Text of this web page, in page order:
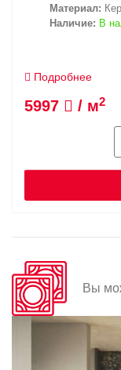
Материал:
Наличие: В
Подробнее
5997 / м2
Вы